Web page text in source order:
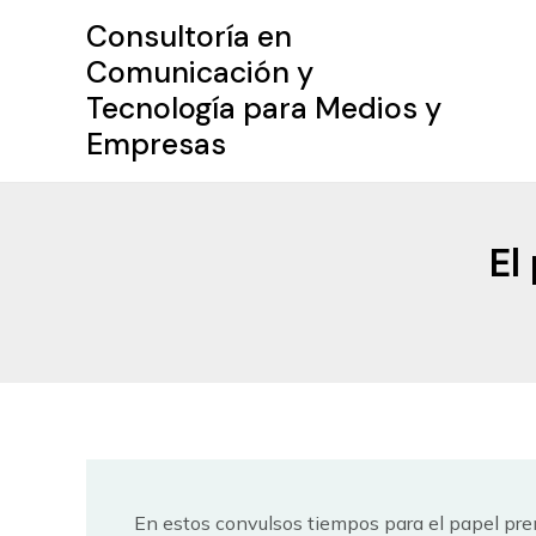
Consultoría en
Comunicación y
Tecnología para Medios y
Empresas
En estos convulsos tiempos para el papel